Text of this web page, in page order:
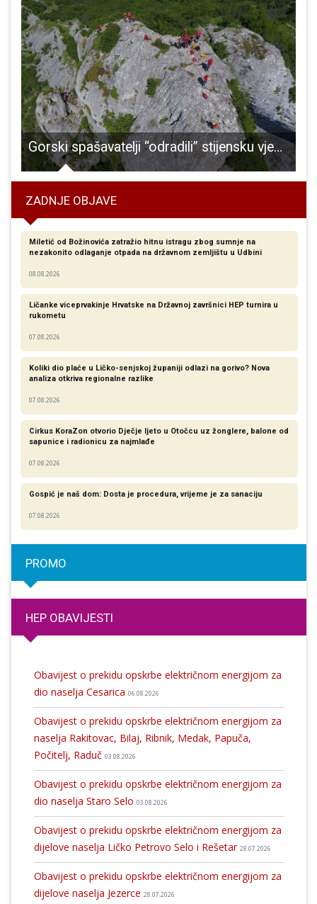
Gorski spašavatelji “odradili” stijensku vježbu na Ziru
ZADNJE OBJAVE
Miletić od Božinovića zatražio hitnu istragu zbog sumnje na
nezakonito odlaganje otpada na državnom zemljištu u Udbini
08.08.2026
Ličanke viceprvakinje Hrvatske na Državnoj završnici HEP turnira u
rukometu
07.08.2026
Koliki dio plaće u Ličko-senjskoj županiji odlazi na gorivo? Nova
analiza otkriva regionalne razlike​
07.08.2026
Cirkus KoraZon otvorio Dječje ljeto u Otočcu uz žonglere, balone od
sapunice i radionicu za najmlađe
07.08.2026
Gospić je naš dom: Dosta je procedura, vrijeme je za sanaciju
07.08.2026
PROMO
HEP OBAVIJESTI
Obavijest o prekidu opskrbe električnom energijom za
dio naselja Cesarica 06.08.2026
Obavijest o prekidu opskrbe električnom energijom za
naselja Rakitovac, Bilaj, Ribnik, Medak, Papuča,
Počitelj, Raduč 03.08.2026
Obavijest o prekidu opskrbe električnom energijom za
dio naselja Staro Selo 03.08.2026
Obavijest o prekidu opskrbe električnom energijom za
dijelove naselja Ličko Petrovo Selo i Rešetar 28.07.2026
Obavijest o prekidu opskrbe električnom energijom za
dijelove naselja Jezerce 28.07.2026